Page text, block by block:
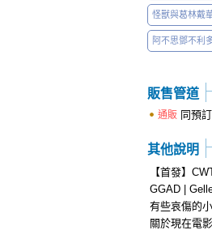
怪獸與葛林戴
阿不思鄧不利
販售管道
通販 同預
其他說明
【首發】
GGAD |
有些哀傷的
關於現在電